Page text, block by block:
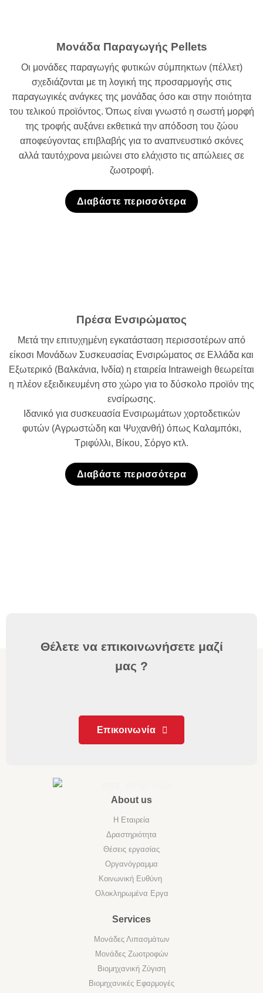
Μονάδα Παραγωγής Pellets
Οι μονάδες παραγωγής φυτικών σύμπηκτων (πέλλετ)
σχεδιάζονται με τη λογική της προσαρμογής στις
παραγωγικές ανάγκες της μονάδας όσο και στην ποιότητα
του τελικού προϊόντος. Όπως είναι γνωστό η σωστή μορφή
της τροφής αυξάνει εκθετικά την απόδοση του ζώου
αποφεύγοντας επιβλαβής για το αναπνευστικό σκόνες
αλλά ταυτόχρονα μειώνει στο ελάχιστο τις απώλειες σε
ζωοτροφή.
Διαβάστε περισσότερα
Πρέσα Ενσιρώματος
Μετά την επιτυχημένη εγκατάσταση περισσοτέρων από
είκοσι Μονάδων Συσκευασίας Ενσιρώματος σε Ελλάδα και
Εξωτερικό (Βαλκάνια, Ινδία) η εταιρεία Intraweigh θεωρείται
η πλέον εξειδικευμένη στο χώρο για το δύσκολο προϊόν της
ενσίρωσης.
Ιδανικό για συσκευασία Ενσιρωμάτων χορτοδετικών
φυτών (Αγρωστώδη και Ψυχανθή) όπως Καλαμπόκι,
Τριφύλλι, Βίκου, Σόργο κτλ.
Διαβάστε περισσότερα
Θέλετε να επικοινωνήσετε μαζί
μας ?
Επικοινωνία
About us
Η Εταιρεία
Δραστηριότητα
Θέσεις εργασίας
Οργανόγραμμα
Κοινωνική Ευθύνη
Ολοκληρωμένα Εργα
Services
Μονάδες Λιπασμάτων
Μονάδες Ζωοτροφών
Βιομηχανική Ζύγιση
Βιομηχανικές Εφαρμογές